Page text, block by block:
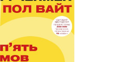
та посібники (527)
словники (55)
(1)